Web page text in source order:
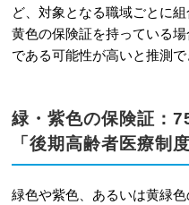
ど、対象となる職域ごとに組
黄色の保険証を持っている
である可能性が高いと推測で
緑・紫色の保険証：
「後期高齢者医療制度
緑色や紫色、あるいは黄緑